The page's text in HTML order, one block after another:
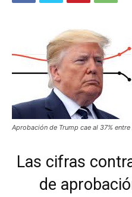
Aprobación de Trump cae al 37%
Las cifras
de